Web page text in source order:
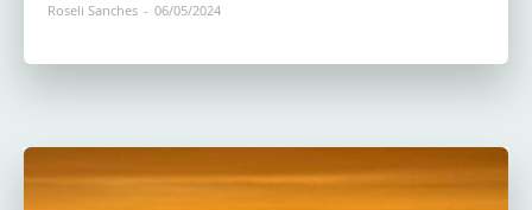
Roseli Sanches - 06/05/2024